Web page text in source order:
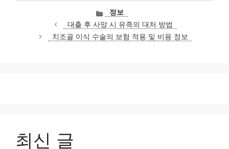
카
테
고
리
정보
대출 후 사망 시 유족의 대처 방법
치조골 이식 수술의 보험 적용 및 비용 정보
최신 글